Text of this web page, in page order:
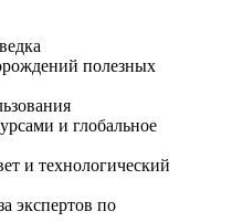
полезных
и глобальное
и технологический
экспертов по